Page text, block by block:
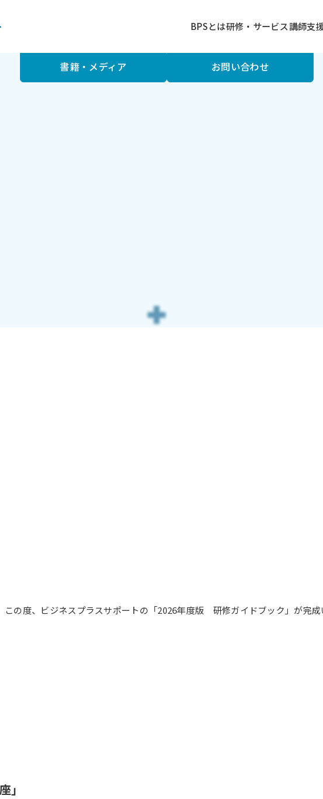
BPSとは研修・サービス講師支
書籍・メディア お問い合わせ
の度、ビジネスプラスサポートの「2026年度版 研修ガイドブック」が完成
」